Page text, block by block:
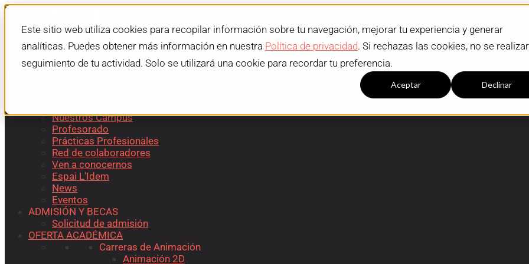
Este sitio web utiliza cookies para recopilar información sobre tu navegación, mejorar tu experiencia y generar
analíticas. Puedes obtener más información en nuestra Política de privacidad. Si rechazas las cookies, no se
seguimiento de tu actividad. Solo se utilizará una cookie para recordar tu preferencia.
Aceptar Declinar
Nuestros Campus
Profesorado
Prácticas Profesionales
Red de colaboradores
Ven a conocernos
Espai L'Idem
News
Eventos
ADMISIÓN Y BECAS
Solicitud de admisión
OFERTA ACADÉMICA
Carreras de Animación
Animación 2D